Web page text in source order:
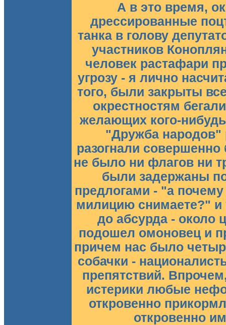
А в это время,
дрессированные
танка в голову
участников
человек растафари
угрозу - я лично
того, были закрыты
окрестностям
желающих кого-
"Дружба народов"
разогнали совершенно
не было ни флагов ни
были задержаны
предлогами - "а
милицию снимаете?" и
до абсурда - около
подошел омоновец и
причем нас было
собачки -
препятствий.
истерики любые
откровенно
откровенно